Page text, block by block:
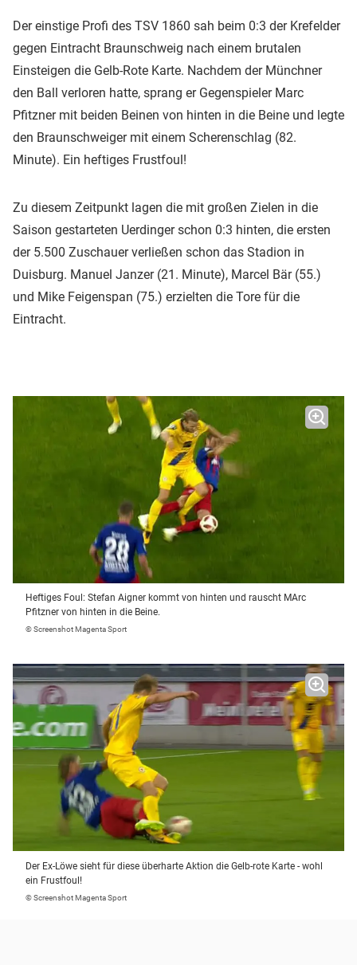
Der einstige Profi des TSV 1860 sah beim 0:3 der Krefelder
gegen Eintracht Braunschweig nach einem brutalen
Einsteigen die Gelb-Rote Karte. Nachdem der Münchner
den Ball verloren hatte, sprang er Gegenspieler Marc
Pfitzner mit beiden Beinen von hinten in die Beine und legte
den Braunschweiger mit einem Scherenschlag (82.
Minute). Ein heftiges Frustfoul!
Zu diesem Zeitpunkt lagen die mit großen Zielen in die
Saison gestarteten Uerdinger schon 0:3 hinten, die ersten
der 5.500 Zuschauer verließen schon das Stadion in
Duisburg. Manuel Janzer (21. Minute), Marcel Bär (55.)
und Mike Feigenspan (75.) erzielten die Tore für die
Eintracht.
Heftiges Foul: Stefan Aigner kommt von hinten und rauscht MArc
Pfitzner von hinten in die Beine.
© Screenshot Magenta Sport
Der Ex-Löwe sieht für diese überharte Aktion die Gelb-rote Karte - wohl
ein Frustfoul!
© Screenshot Magenta Sport